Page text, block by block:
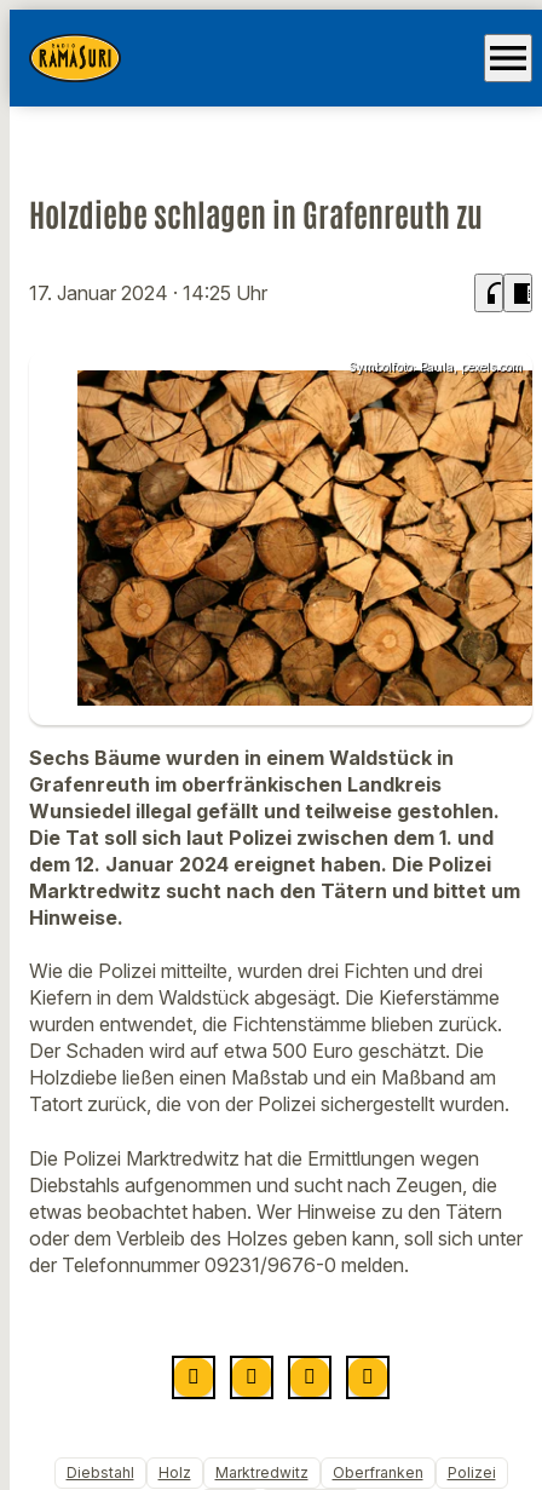
menu
Holzdiebe schlagen in Grafenreuth zu
17. Januar 2024 · 14:25 Uhr headphones chrome_reader_mode
Symbolfoto: Paula, pexels.com
Sechs Bäume wurden in einem Waldstück in
Grafenreuth im oberfränkischen Landkreis
Wunsiedel illegal gefällt und teilweise gestohlen.
Die Tat soll sich laut Polizei zwischen dem 1. und
dem 12. Januar 2024 ereignet haben. Die Polizei
Marktredwitz sucht nach den Tätern und bittet um
Hinweise.
Wie die Polizei mitteilte, wurden drei Fichten und drei
Kiefern in dem Waldstück abgesägt. Die Kieferstämme
wurden entwendet, die Fichtenstämme blieben zurück.
Der Schaden wird auf etwa 500 Euro geschätzt. Die
Holzdiebe ließen einen Maßstab und ein Maßband am
Tatort zurück, die von der Polizei sichergestellt wurden.
Die Polizei Marktredwitz hat die Ermittlungen wegen
Diebstahls aufgenommen und sucht nach Zeugen, die
etwas beobachtet haben. Wer Hinweise zu den Tätern
oder dem Verbleib des Holzes geben kann, soll sich unter
der Telefonnummer 09231/9676-0 melden.
Diebstahl Holz Marktredwitz Oberfranken
Polizei